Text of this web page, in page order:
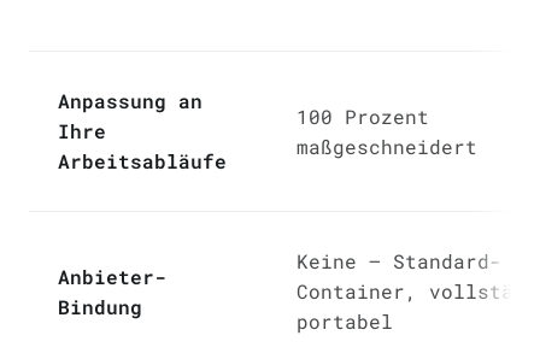
Anpassung an
Ihre
Arbeitsabläufe
100 Prozent
maßgeschneidert
Anbieter-
Bindung
Keine — Standard-
Container,
portabel